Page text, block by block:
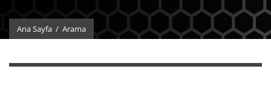
Ana Sayfa / Arama